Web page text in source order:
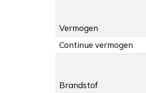
Vermogen
Continue vermogen
Brandstof